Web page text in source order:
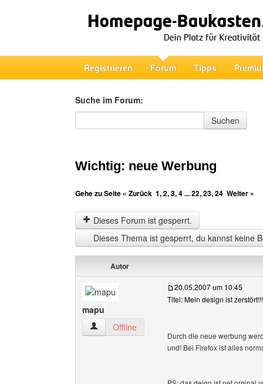
Registrieren Forum Tipps
Suche im Forum:
Suche im Forum
Suchen
Wichtig: neue Werbung
Gehe zu Seite « Zurück 1,2,3,4...22,23,24 Weiter »
Dieses Forum ist gesperrt.
Dieses Thema ist gesperrt, du kannst keine
Autor
mapu
mapu Benutzer-Profile anzeigen
Offline
20.05.2007 um 10:45
Titel: Mein design ist zerstört!!!
Durch die neue werbung
und! Bei Firefox ist alles